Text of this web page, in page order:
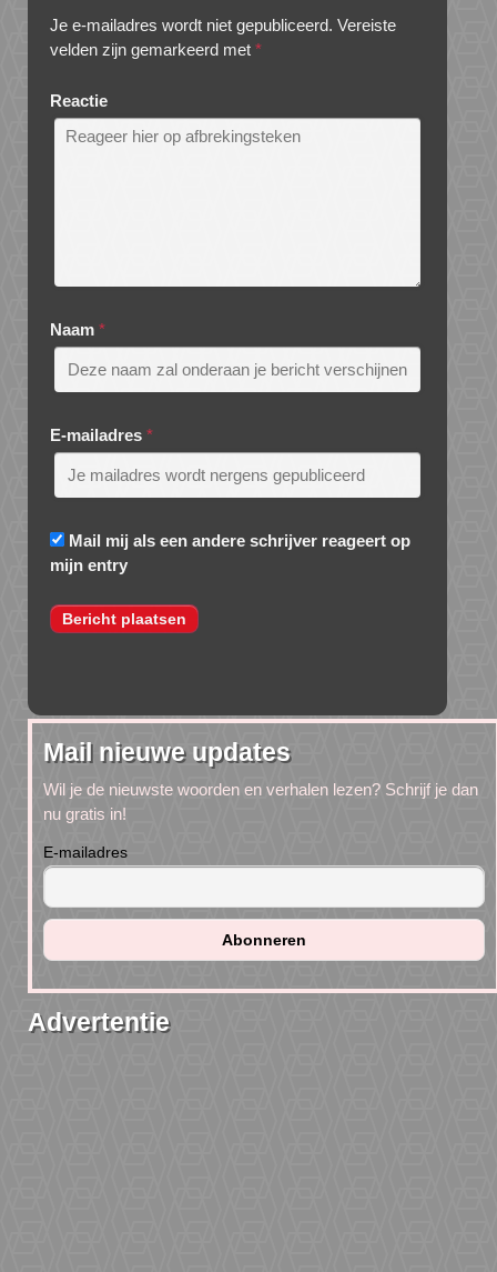
Je e-mailadres wordt niet gepubliceerd. Vereiste
velden zijn gemarkeerd met *
Reactie
Naam *
E-mailadres *
Mail mij als een andere schrijver reageert op
mijn entry
Mail nieuwe updates
Wil je de nieuwste woorden en verhalen lezen? Schrijf je dan
nu gratis in!
E-mailadres
Advertentie